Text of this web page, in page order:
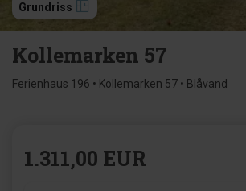
Grundriss
Kollemarken 57
Ferienhaus 196 • Kollemarken 57 • Blåvand
1.311,00 EUR